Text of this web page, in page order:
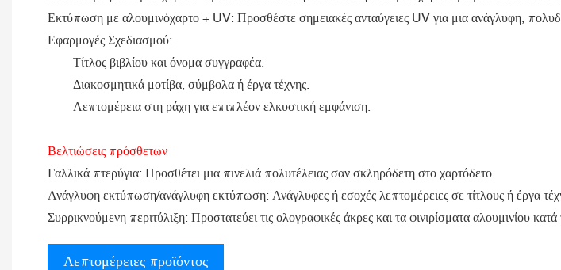
Εκτύπωση με αλουμινόχαρτο + UV: Προσθέστε σημειακές ανταύγειες UV για μια ανάγλυφη,
Εφαρμογές Σχεδιασμού:
Τίτλος βιβλίου και όνομα συγγραφέα.
Διακοσμητικά μοτίβα, σύμβολα ή έργα τέχνης.
Λεπτομέρεια στη ράχη για επιπλέον ελκυστική εμφάνιση.
Βελτιώσεις πρόσθετων
Γαλλικά πτερύγια: Προσθέτει μια πινελιά πολυτέλειας σαν σκληρόδετη στο χαρτόδετο.
Ανάγλυφη εκτύπωση/ανάγλυφη εκτύπωση: Ανάγλυφες ή εσοχές λεπτομέρειες σε τίτλους ή έργα
Συρρικνούμενη περιτύλιξη: Προστατεύει τις ολογραφικές άκρες και τα φινιρίσματα αλουμινίου
Λεπτομέρειες προϊόντος